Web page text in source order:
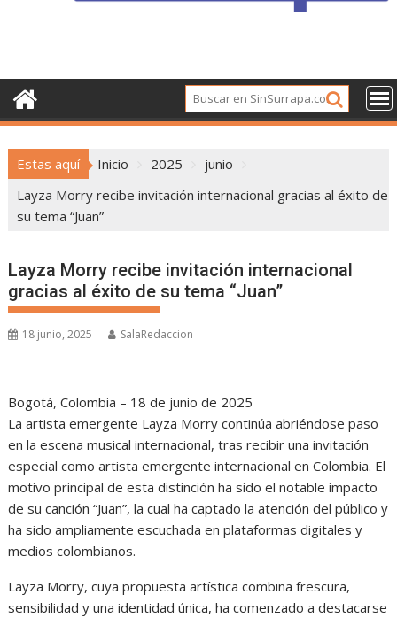
Estas aquí Inicio 2025
junio
Layza Morry recibe invitación internacional gracias al éxito de
su tema “Juan”
Layza Morry recibe invitación internacional
gracias al éxito de su tema “Juan”
18 junio, 2025 SalaRedaccion
Bogotá, Colombia – 18 de junio de 2025
La artista emergente Layza Morry continúa abriéndose paso
en la escena musical internacional, tras recibir una invitación
especial como artista emergente internacional en Colombia. El
motivo principal de esta distinción ha sido el notable impacto
de su canción “Juan”, la cual ha captado la atención del público y
ha sido ampliamente escuchada en plataformas digitales y
medios colombianos.
Layza Morry, cuya propuesta artística combina frescura,
sensibilidad y una identidad única, ha comenzado a destacarse